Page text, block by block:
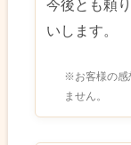
今後とも頼
いします。
※お客様の感
ません。